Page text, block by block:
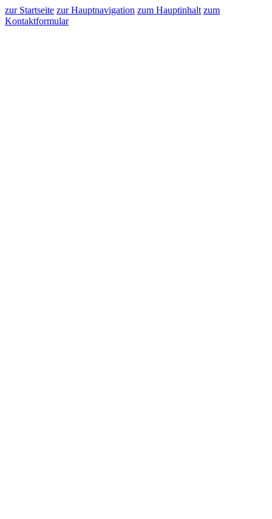
zur Startseite zur Hauptnavigation zum Hauptinhalt zum
Kontaktformular